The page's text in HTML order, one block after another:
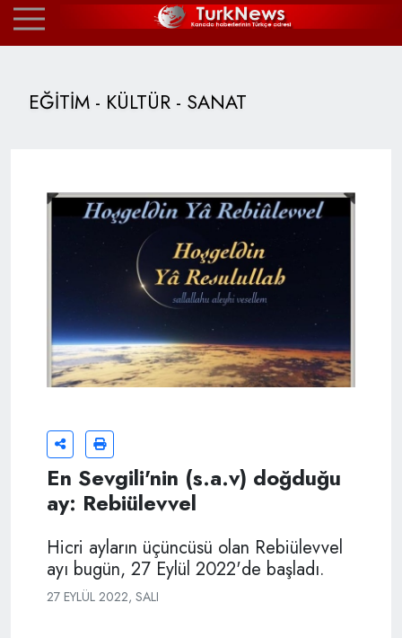
EĞİTİM - KÜLTÜR - SANAT
En Sevgili'nin (s.a.v) doğduğu
ay: Rebiülevvel
Hicri ayların üçüncüsü olan Rebiülevvel
ayı bugün, 27 Eylül 2022'de başladı.
27 EYLÜL 2022, SALI